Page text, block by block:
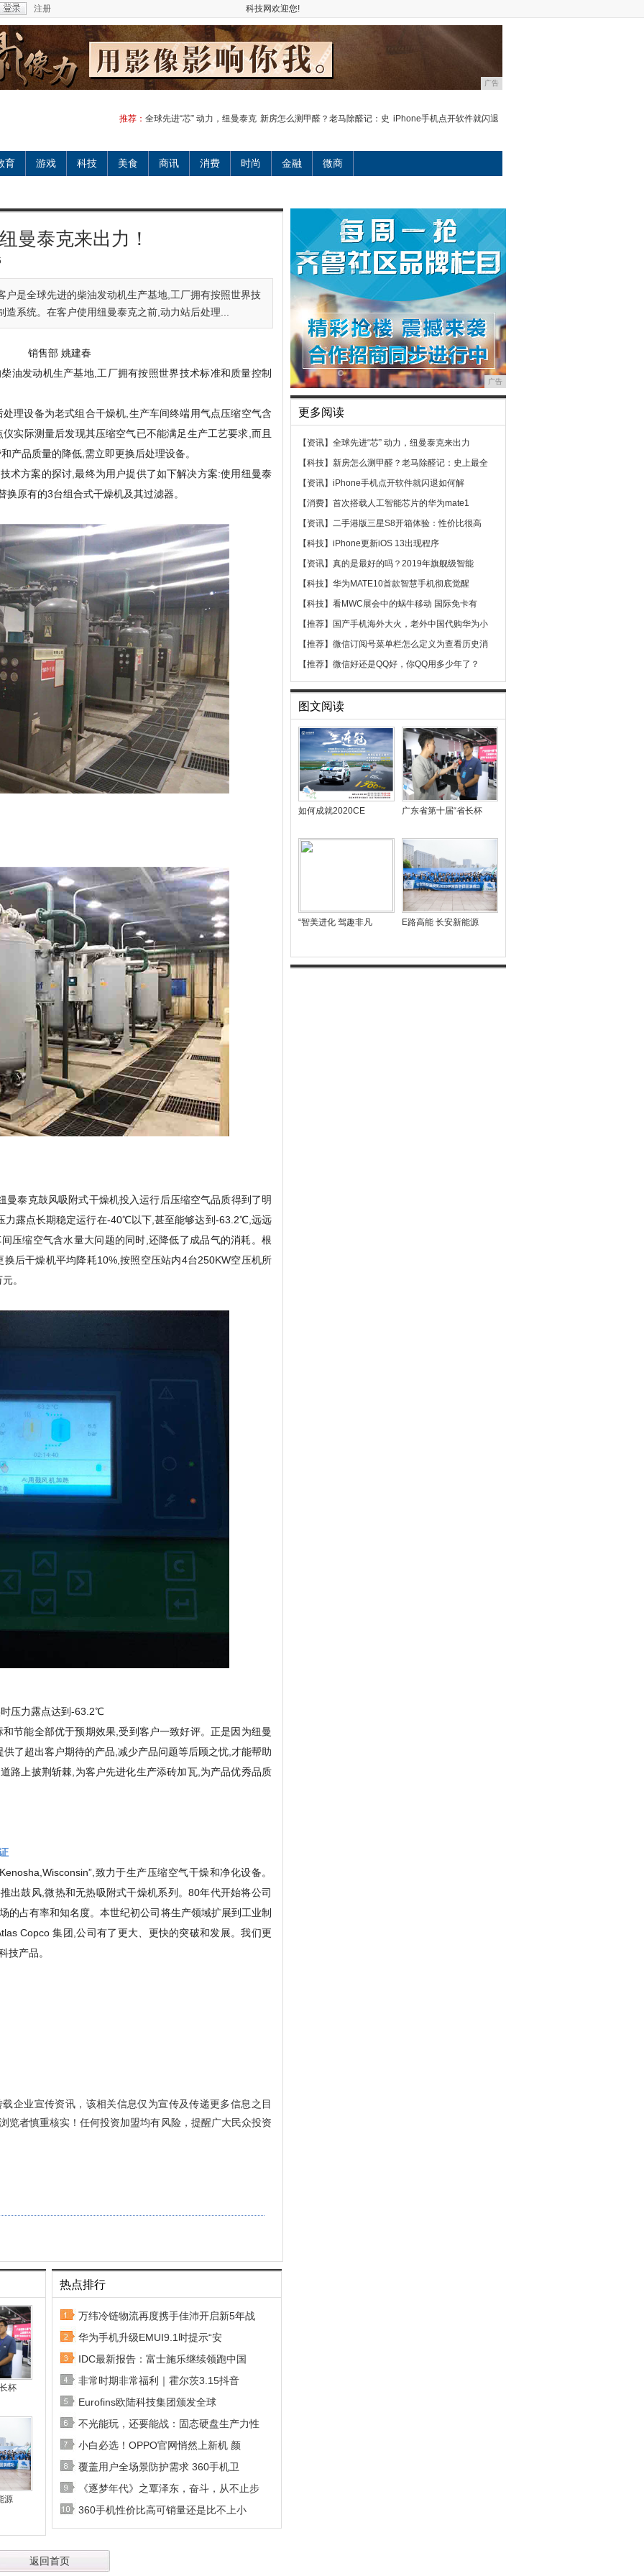
注册 科技网欢迎您!
广告
推荐： 全球先进“芯” 动力，纽曼泰克 新房怎么测甲醛？老马除醛记：史 iPhone手机点开软件就闪退
育 游戏 科技 美食 商讯 消费 时尚 金融 微商
曼泰克来出力！
户是全球先进的柴油发动机生产基地,工厂拥有按照世界技
系统。在客户使用纽曼泰克之前,动力站后处理...
销售部 姚建春
油发动机生产基地,工厂拥有按照世界技术标准和质量控制
理设备为老式组合干燥机,生产车间终端用气点压缩空气含
实际测量后发现其压缩空气已不能满足生产工艺要求,而且
产品质量的降低,需立即更换后处理设备。
术方案的探讨,最终为用户提供了如下解决方案:使用纽曼泰
原有的3台组合式干燥机及其过滤器。
泰克鼓风吸附式干燥机投入运行后压缩空气品质得到了明
力露点长期稳定运行在-40℃以下,甚至能够达到-63.2℃,远远
压缩空气含水量大问题的同时,还降低了成品气的消耗。根
后干燥机平均降耗10%,按照空压站内4台250KW空压机所
。
压力露点达到-63.2℃
节能全部优于预期效果,受到客户一致好评。正是因为纽曼
了超出客户期待的产品,减少产品问题等后顾之忧,才能帮助
路上披荆斩棘,为客户先进化生产添砖加瓦,为产品优秀品质
致力于生产压缩空气干燥和净化设备。
出鼓风,微热和无热吸附式干燥机系列。80年代开始将公司
的占有率和知名度。本世纪初公司将生产领域扩展到工业制
Copco 集团,公司有了更大、更快的突破和发展。我们更
技产品。
企业宣传资讯，该相关信息仅为宣传及传递更多信息之目
览者慎重核实！任何投资加盟均有风险，提醒广大民众投资
杯
源
热点排行
万纬冷链物流再度携手佳沛开启新5年战
华为手机升级EMUI9.1时提示“安
IDC最新报告：富士施乐继续领跑中国
非常时期非常福利｜霍尔茨3.15抖音
Eurofins欧陆科技集团颁发全球
不光能玩，还要能战：固态硬盘生产力性
小白必选！OPPO官网悄然上新机 颜
覆盖用户全场景防护需求 360手机卫
《逐梦年代》之覃泽东，奋斗，从不止步
360手机性价比高可销量还是比不上小
返回首页
广告
更多阅读
【资讯】 全球先进“芯” 动力，纽曼泰克来出力
【科技】 新房怎么测甲醛？老马除醛记：史上最全
【资讯】 iPhone手机点开软件就闪退如何解
【消费】 首次搭载人工智能芯片的华为mate1
【资讯】 二手港版三星S8开箱体验：性价比很高
【科技】 iPhone更新iOS 13出现程序
【资讯】 真的是最好的吗？2019年旗舰级智能
【科技】 华为MATE10首款智慧手机彻底觉醒
【科技】 看MWC展会中的蜗牛移动 国际免卡有
【推荐】
国产手机海外大火，老外中国代购华为小
【推荐】 微信订阅号菜单栏怎么定义为查看历史消
【推荐】 微信好还是QQ好，你QQ用多少年了？
图文阅读
如何成就2020CE 广东省第十届“省长杯
“智美进化 驾趣非凡 E路高能 长安新能源